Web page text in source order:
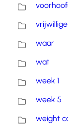
waar
wat
week 1
week 5
weight